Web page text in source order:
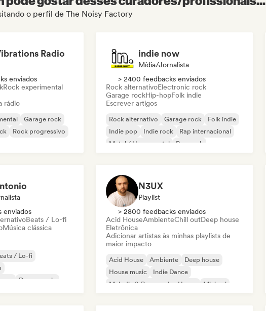
o perfil de The Noisy Factory
Radio
enviados
Rock experimental
rádio
Garage rock
Rock progressivo
indie now
Mídia/Jornalista
> 2400 feedbacks enviados
Rock alternativoElectronic rock
Garage rockHip-hopFolk indie
Escrever artigos
Rock alternativo Garage rock
Folk indie
Indie pop
Indie rock
Rap internacional
Metal / Heavy metal
Pop rock
enviados
Beats / Lo-fi
Música clássica
/ Lo-fi
Dance music
N3UX
Playlist
> 2800 feedbacks enviados
Acid HouseAmbienteChill outDeep house
Eletrônica
Adicionar artistas às minhas playlists de
maior impacto
Acid House Ambiente
Deep house
House music
Indie Dance
Melodic & Progressive House
Minimal